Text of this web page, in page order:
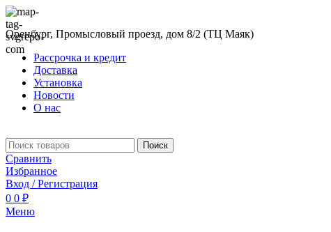
Оренбург, Промысловый проезд, дом 8/2 (ТЦ Маяк)
Рассрочка и кредит
Доставка
Установка
Новости
О нас
Поиск
Сравнить
Избранное
Вход / Регистрация
0 0 ₽
Меню